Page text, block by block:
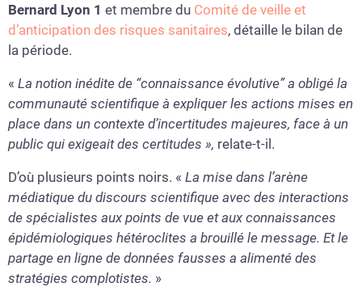
Bernard Lyon 1 et membre du Comité de veille et
d’anticipation des risques sanitaires, détaille le bilan de
la période.
« La notion inédite de “connaissance évolutive” a obligé la
communauté scientifique à expliquer les actions mises en
place dans un contexte d’incertitudes majeures, face à un
public qui exigeait des certitudes », relate-t-il.
D’où plusieurs points noirs. « La mise dans l’arène
médiatique du discours scientifique avec des interactions
de spécialistes aux points de vue et aux connaissances
épidémiologiques hétéroclites a brouillé le message. Et le
partage en ligne de données fausses a alimenté des
stratégies complotistes. »